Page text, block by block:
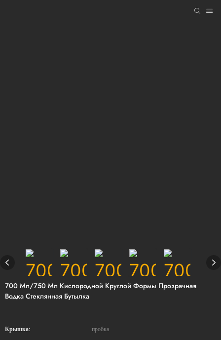
700 Мл/750 Мл Кислородной Круглой Формы Прозрачная
Водка Стеклянная Бутылка
Крышка: пробка